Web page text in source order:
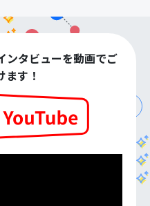
ンタビューを動画でご
ます！